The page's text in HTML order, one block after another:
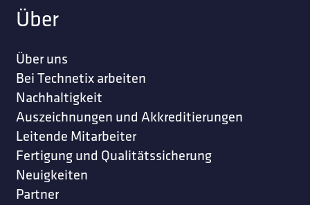
Über
Über uns
Bei Technetix arbeiten
Nachhaltigkeit
Auszeichnungen und Akkreditierungen
Leitende Mitarbeiter
Fertigung und Qualitätssicherung
Neuigkeiten
Partner